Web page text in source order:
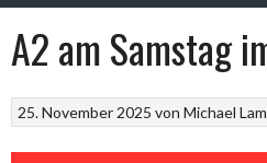
A2 am Samstag
25. November 2025 vonMichael